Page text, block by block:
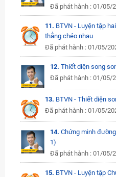
Đã phát hành : 01/05/
11. BTVN - Luyện tập
thẳng chéo nhau
Đã phát hành : 01/05/
12. Thiết diện song
Đã phát hành : 01/05/
13. BTVN - Thiết diện
Đã phát hành : 01/05/
14. Chứng minh
1)
Đã phát hành : 01/05/
15. BTVN - Luyện tập